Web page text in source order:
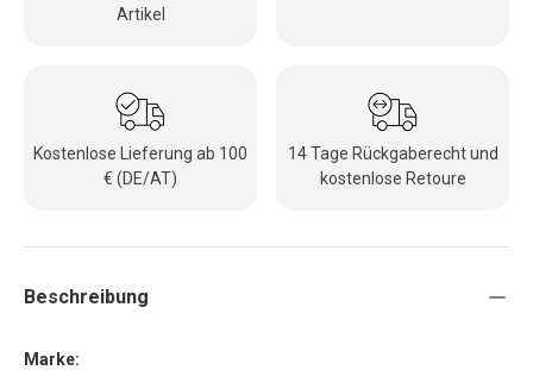
Artikel
Kostenlose Lieferung ab 100
€ (DE/AT)
14 Tage Rückgaberecht und
kostenlose Retoure
Beschreibung
Marke: